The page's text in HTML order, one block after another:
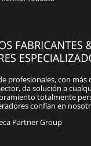
profesionales, con más
da solución a
totalmente
confían en
Partner Group